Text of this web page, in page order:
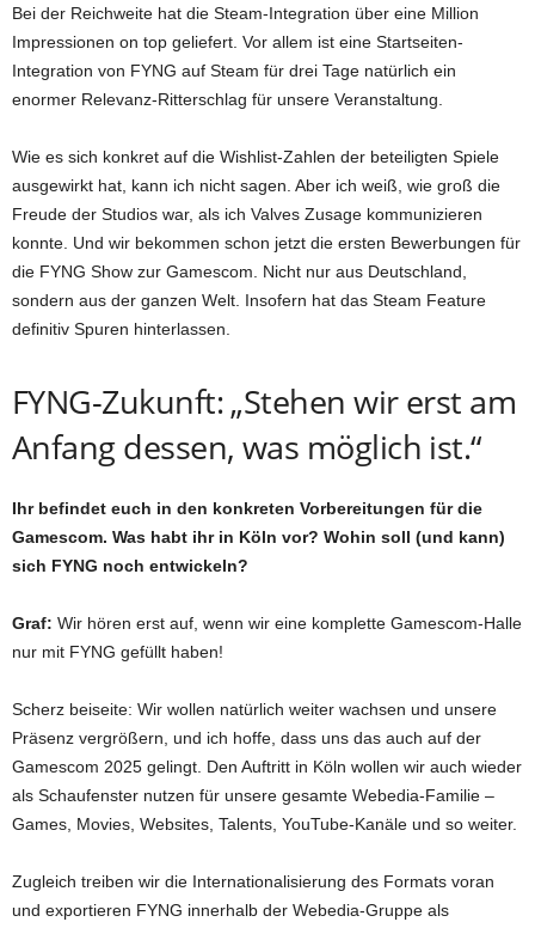
Bei der Reichweite hat die Steam-Integration über eine Million
Impressionen on top geliefert. Vor allem ist eine Startseiten-
Integration von FYNG auf Steam für drei Tage natürlich ein
enormer Relevanz-Ritterschlag für unsere Veranstaltung.
Wie es sich konkret auf die Wishlist-Zahlen der beteiligten Spiele
ausgewirkt hat, kann ich nicht sagen. Aber ich weiß, wie groß die
Freude der Studios war, als ich Valves Zusage kommunizieren
konnte. Und wir bekommen schon jetzt die ersten Bewerbungen für
die FYNG Show zur Gamescom. Nicht nur aus Deutschland,
sondern aus der ganzen Welt. Insofern hat das Steam Feature
definitiv Spuren hinterlassen.
FYNG-Zukunft: „Stehen wir erst am
Anfang dessen, was möglich ist.“
Ihr befindet euch in den konkreten Vorbereitungen für die
Gamescom. Was habt ihr in Köln vor? Wohin soll (und kann)
sich FYNG noch entwickeln?
Graf: Wir hören erst auf, wenn wir eine komplette Gamescom-Halle
nur mit FYNG gefüllt haben!
Scherz beiseite: Wir wollen natürlich weiter wachsen und unsere
Präsenz vergrößern, und ich hoffe, dass uns das auch auf der
Gamescom 2025 gelingt. Den Auftritt in Köln wollen wir auch wieder
als Schaufenster nutzen für unsere gesamte Webedia-Familie –
Games, Movies, Websites, Talents, YouTube-Kanäle und so weiter.
Zugleich treiben wir die Internationalisierung des Formats voran
und exportieren FYNG innerhalb der Webedia-Gruppe als